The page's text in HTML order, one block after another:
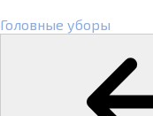
Головные уборы